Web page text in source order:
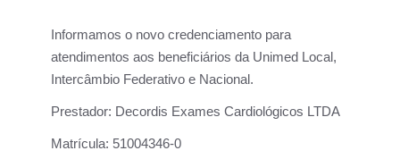
Informamos o novo credenciamento para
atendimentos aos beneficiários da Unimed Local,
Intercâmbio Federativo e Nacional.
Prestador: Decordis Exames Cardiológicos LTDA
Matrícula: 51004346-0